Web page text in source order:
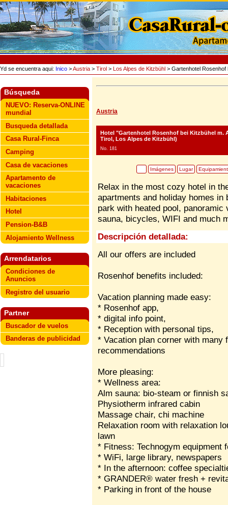
Yd se encuentra aqui: Inico >Austria > Tirol > Los Alpes de Kitzbühl > Gartenhotel Rosenhof
Búsqueda
NUEVO: Reserva-ONLINE
mundial
Busqueda detallada
Casa Rural-Finca
Camping
Casa de vacaciones
Apartamento de
vacaciones
Habitaciones
Hotel
Pension-B&B
Alojamiento Wellness
Arrendatarios
Condiciones de
Anuncios
Registro del usuario
Partner
Buscador de vuelos
Banderas de publicidad
Austria
Hotel "Gartenhotel Rosenhof bei Kitzbühel m.
Tirol, Los Alpes de Kitzbühl)
No. 181
Imágenes Lugar
Relax in the most cozy hotel in
apartments and holiday homes
park with heated pool,
sauna, bicycles, WIFI and much
Descripción detallada:
All our offers are included
Rosenhof benefits included:
Vacation planning made easy:
* Rosenhof app,
* digital info point,
* Reception with personal tips,
* Vacation plan corner with
recommendations
More pleasing:
* Wellness area:
Alm sauna: bio-steam or finnish
Physiotherm infrared cabin
Massage chair, chi machine
Relaxation room with relaxation
lawn
* Fitness: Technogym equipment
* WiFi, large library, newspapers
* In the afternoon: coffee
* GRANDER® water fresh +
* Parking in front of the house